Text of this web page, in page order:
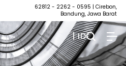
62812 - 2262 - 0595 | Cirebon,
Bandung, Jawa Barat
| ID